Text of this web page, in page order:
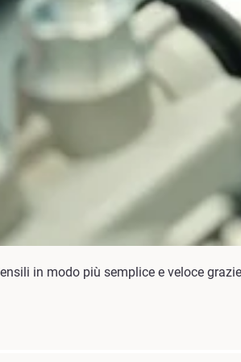
in modo più semplice e veloce